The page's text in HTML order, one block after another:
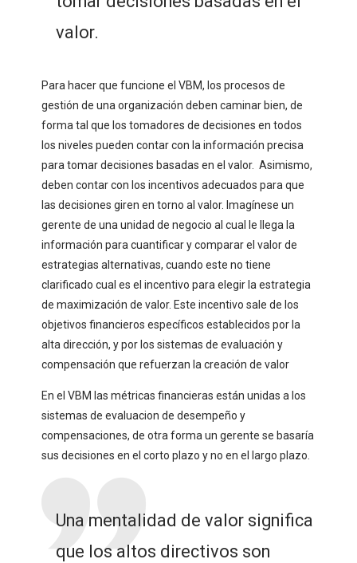
valor.
Para hacer que funcione el VBM, los procesos de
gestión de una organización deben caminar bien, de
forma tal que los tomadores de decisiones en todos
los niveles pueden contar con la información precisa
para tomar decisiones basadas en el valor. Asimismo,
deben contar con los incentivos adecuados para que
las decisiones giren en torno al valor. Imagínese un
gerente de una unidad de negocio al cual le llega la
información para cuantificar y comparar el valor de
estrategias alternativas, cuando este no tiene
clarificado cual es el incentivo para elegir la estrategia
de maximización de valor. Este incentivo sale de los
objetivos financieros específicos establecidos por la
alta dirección, y por los sistemas de evaluación y
compensación que refuerzan la creación de valor
En el VBM las métricas financieras están unidas a los
sistemas de evaluacion de desempeño y
compensaciones, de otra forma un gerente se basaría
sus decisiones en el corto plazo y no en el largo plazo.
Una mentalidad de valor significa
que los altos directivos son